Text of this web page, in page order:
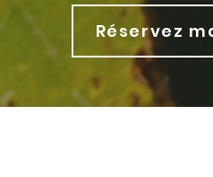
Réservez